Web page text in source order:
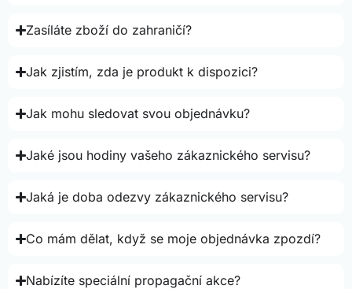
Zasíláte zboží do zahraničí?
Jak zjistím, zda je produkt k dispozici?
Jak mohu sledovat svou objednávku?
Jaké jsou hodiny vašeho zákaznického servisu?
Jaká je doba odezvy zákaznického servisu?
Co mám dělat, když se moje objednávka zpozdí?
Nabízíte speciální propagační akce?